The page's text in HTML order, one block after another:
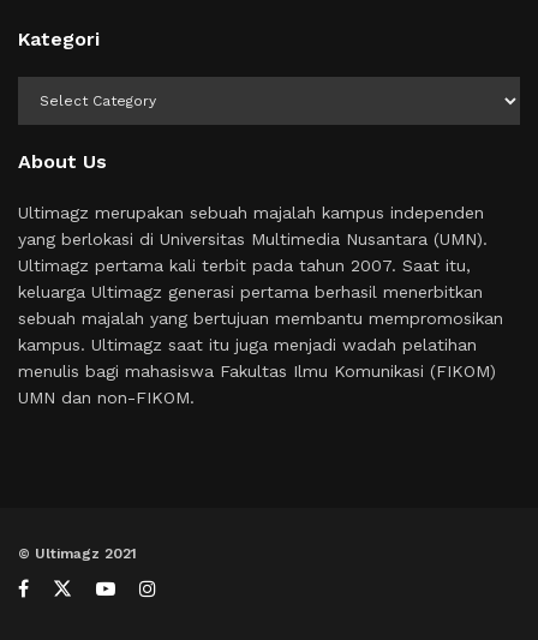
Kategori
About Us
Ultimagz merupakan sebuah majalah kampus independen
yang berlokasi di Universitas Multimedia Nusantara (UMN).
Ultimagz pertama kali terbit pada tahun 2007. Saat itu,
keluarga Ultimagz generasi pertama berhasil menerbitkan
sebuah majalah yang bertujuan membantu mempromosikan
kampus. Ultimagz saat itu juga menjadi wadah pelatihan
menulis bagi mahasiswa Fakultas Ilmu Komunikasi (FIKOM)
UMN dan non-FIKOM.
© Ultimagz 2021